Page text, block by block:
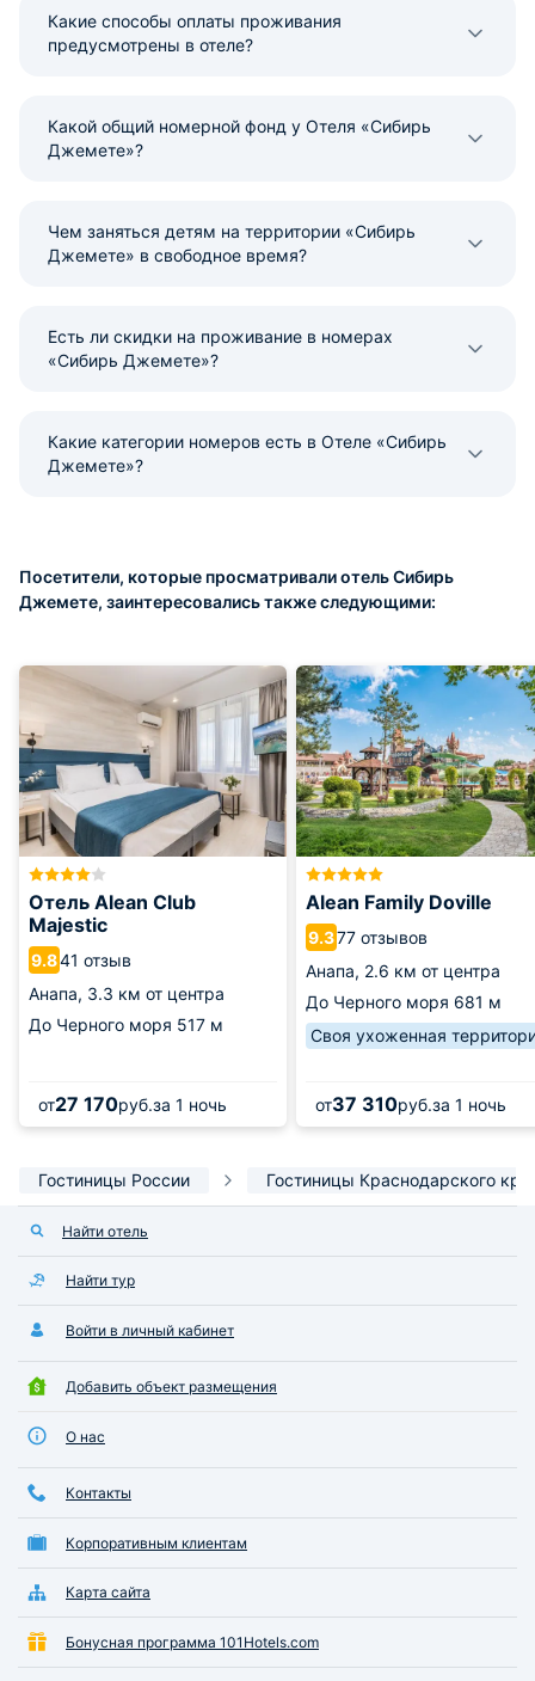
Какие способы оплаты проживания
предусмотрены в отеле?
Какой общий номерной фонд у Отеля «Сибирь
Джемете»?
Чем заняться детям на территории «Сибирь
Джемете» в свободное время?
Есть ли скидки на проживание в номерах
«Сибирь Джемете»?
Какие категории номеров есть в Отеле «Сибирь
Джемете»?
Посетители, которые просматривали отель Сибирь
Джемете, заинтересовались также следующими:
Отель Alean Club
Majestic
9.841 отзыв
Анапа, 3.3 км от центра
До Черного моря 517 м
от27 170руб.за 1 ночь
Alean Family Doville
9.377 отзывов
Анапа, 2.6 км от центра
До Черного моря 681 м
Своя ухоженная
от37 310руб.за 1 ночь
Гостиницы России Гостиницы Краснодарского
Найти отель
Найти тур
Войти в личный кабинет
Добавить объект размещения
О нас
Контакты
Корпоративным клиентам
Карта сайта
Бонусная программа 101Hotels.com